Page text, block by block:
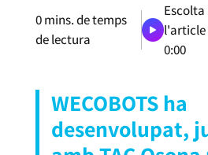
0mins. de temps
de lectura
Escolta
l'article
0:00
WECOBOTS ha
desenvolupat,